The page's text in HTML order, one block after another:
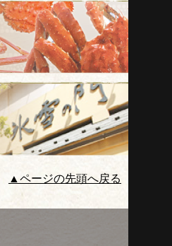
▲ページの先頭へ戻る